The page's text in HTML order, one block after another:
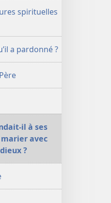
spirituelles
a pardonné ?
il à ses
avec
?